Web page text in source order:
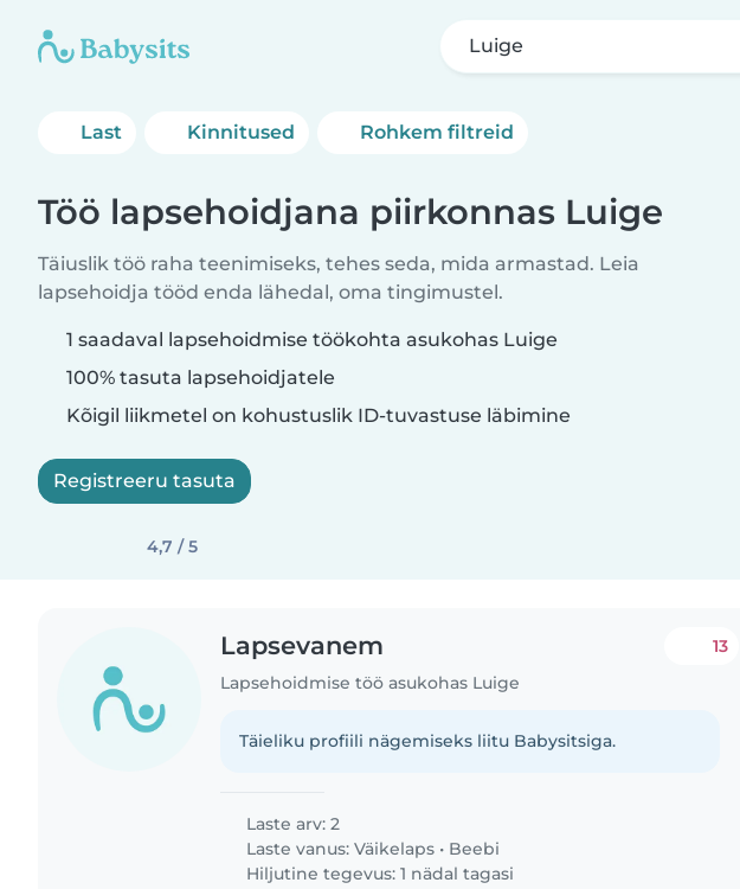
Luige
Last Kinnitused Rohkem filtreid
Töö lapsehoidjana piirkonnas Luige
Täiuslik töö raha teenimiseks, tehes seda, mida armastad. Leia
lapsehoidja tööd enda lähedal, oma tingimustel.
1 saadaval lapsehoidmise töökohta asukohas Luige
100% tasuta lapsehoidjatele
Kõigil liikmetel on kohustuslik ID-tuvastuse läbimine
Registreeru tasuta
4,7 / 5
Lapsevanem
Lapsehoidmise töö asukohas Luige
13
Täieliku profiili nägemiseks liitu Babysitsiga.
Laste arv: 2
Laste vanus:Väikelaps • Beebi
Hiljutine tegevus: 1 nädal tagasi